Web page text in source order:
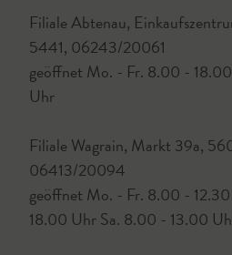
Filiale Abtenau,
5441, 06243/20061
geöffnet Mo. - Fr. 8.00 -
Uhr
Filiale Wagrain, Markt 39a,
06413/20094
geöffnet Mo. - Fr. 8.00 -
18.00 Uhr Sa. 8.00 - 13.00